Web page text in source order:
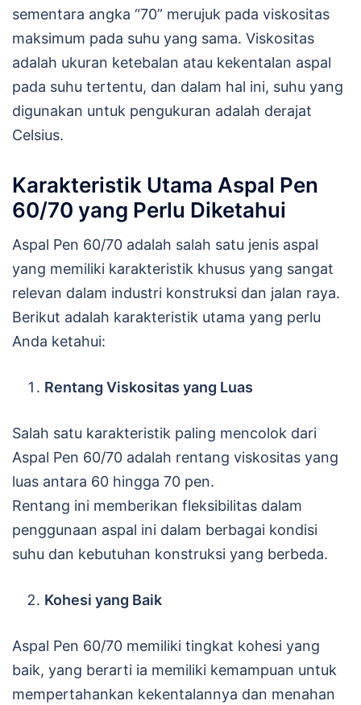
sementara angka “70” merujuk pada viskositas
maksimum pada suhu yang sama. Viskositas
adalah ukuran ketebalan atau kekentalan aspal
pada suhu tertentu, dan dalam hal ini, suhu yang
digunakan untuk pengukuran adalah derajat
Celsius.
Karakteristik Utama Aspal Pen
60/70 yang Perlu Diketahui
Aspal Pen 60/70 adalah salah satu jenis aspal
yang memiliki karakteristik khusus yang sangat
relevan dalam industri konstruksi dan jalan raya.
Berikut adalah karakteristik utama yang perlu
Anda ketahui:
Rentang Viskositas yang Luas
Salah satu karakteristik paling mencolok dari
Aspal Pen 60/70 adalah rentang viskositas yang
luas antara 60 hingga 70 pen.
Rentang ini memberikan fleksibilitas dalam
penggunaan aspal ini dalam berbagai kondisi
suhu dan kebutuhan konstruksi yang berbeda.
Kohesi yang Baik
Aspal Pen 60/70 memiliki tingkat kohesi yang
baik, yang berarti ia memiliki kemampuan untuk
mempertahankan kekentalannya dan menahan